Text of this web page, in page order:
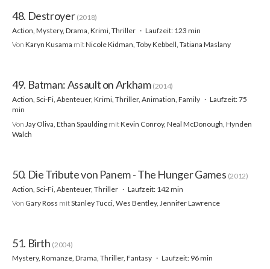
48. Destroyer (2018)
Action, Mystery, Drama, Krimi, Thriller
Laufzeit: 123 min
Von Karyn Kusama mitNicole Kidman, Toby Kebbell, Tatiana Maslany
49. Batman: Assault on Arkham (2014)
Action, Sci-Fi, Abenteuer, Krimi, Thriller, Animation, Family
Laufzeit: 75
min
Von Jay Oliva, Ethan Spaulding mitKevin Conroy, Neal McDonough, Hynden
Walch
50. Die Tribute von Panem - The Hunger Games (2012)
Action, Sci-Fi, Abenteuer, Thriller
Laufzeit: 142 min
Von Gary Ross mitStanley Tucci, Wes Bentley, Jennifer Lawrence
51. Birth (2004)
Mystery, Romanze, Drama, Thriller, Fantasy
Laufzeit: 96 min